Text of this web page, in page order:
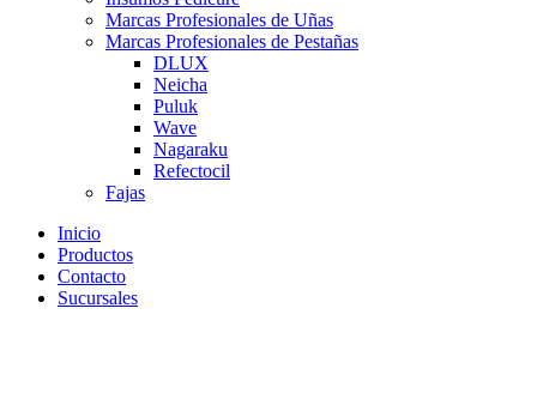
Marcas Profesionales de Uñas
Marcas Profesionales de Pestañas
DLUX
Neicha
Puluk
Wave
Nagaraku
Refectocil
Fajas
Inicio
Productos
Contacto
Sucursales